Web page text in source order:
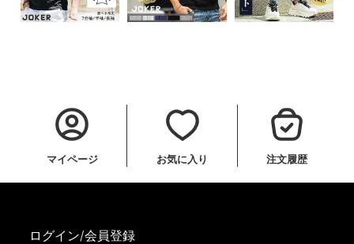
マイページ お気に入り 注文履歴
ログイン/会員登録